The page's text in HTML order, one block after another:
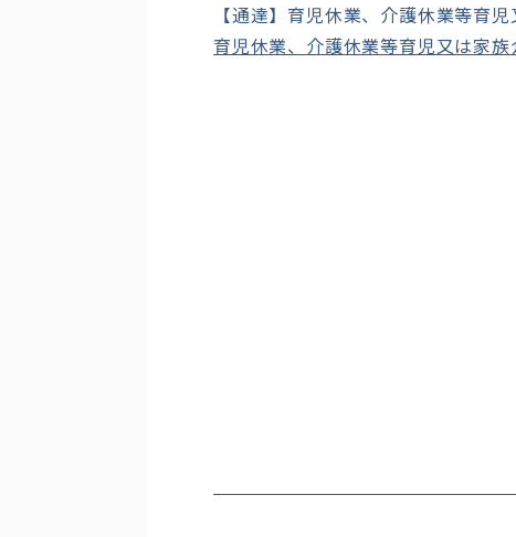
【通達】育児休業、介護休業等育
育児休業、介護休業等育児又は家